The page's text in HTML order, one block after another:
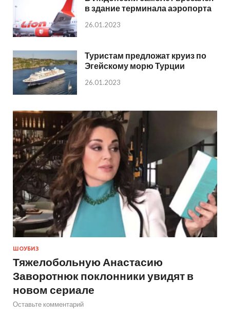
в здание терминала аэропорта
26.01.2023
Туристам предложат круиз по
Эгейскому морю Турции
26.01.2023
ШОУБИЗ
Тяжелобольную Анастасию
Заворотнюк поклонники увидят в
новом сериале
Оставьте комментарий